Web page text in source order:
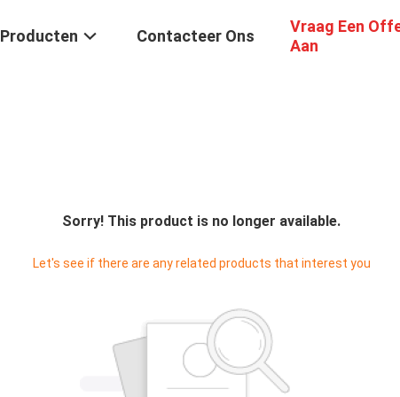
Producten Contacteer Ons
Vraag Een
Aan
Sorry! This product is no longer available.
Let's see if there are any related products that interest you